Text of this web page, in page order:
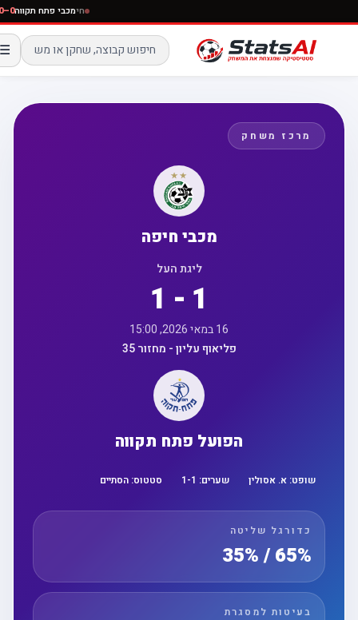
חימכבי פתח תקווה
☰
מרכז משחק
מכבי חיפה
ליגת העל
1 - 1
16 במאי 2026, 15:00
פליאוף עליון - מחזור 35
הפועל פתח תקווה
שופט:א. אסולין שערים: 1 -1 סטטוס:הסתיים
כדורגל שליטה
65% / 35%
בעיטות למסגרת